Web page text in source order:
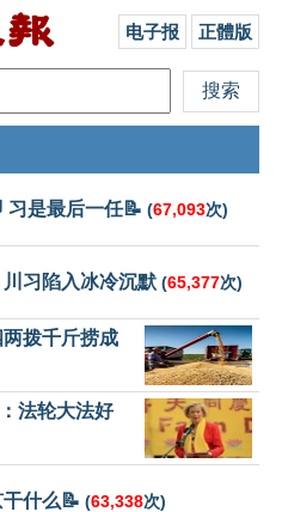
电子报 正體版
习是最后一任📝 (67,093次)
习陷入冰冷沉默 (65,377次)
拨千斤捞成
法轮大法好
什么📝 (63,338次)